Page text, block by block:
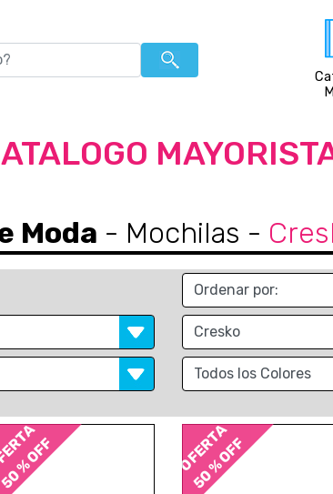
Moda - Mochilas -
% OFF OFERTA
50 % OFF